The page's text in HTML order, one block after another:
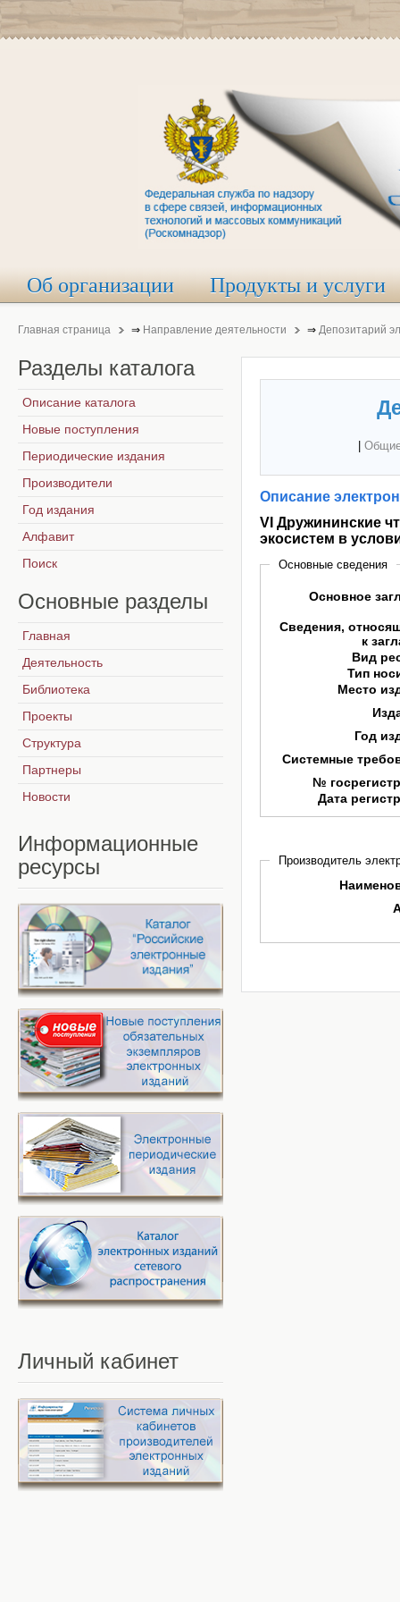
Об организации Продукты и услуги
Главная страница ⇒ Направление деятельности ⇒ Депозитарий
Описание
VI Дружининские
экосистем в
Основные сведения
Основное
Сведения,
к
Вид
Тип
Место
Год
Системные
№
Дата
Производитель
Разделы каталога
Описание каталога
Новые поступления
Периодические издания
Производители
Год издания
Алфавит
Поиск
Основные разделы
Главная
Деятельность
Библиотека
Проекты
Структура
Партнеры
Новости
Информационные
ресурсы
Личный кабинет